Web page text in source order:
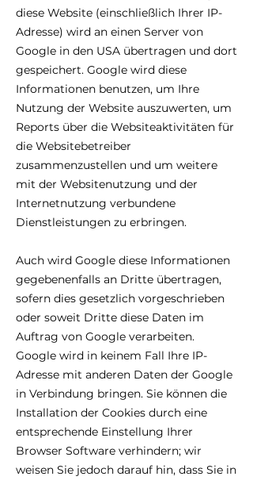
diese Website (einschließlich Ihrer IP-
Adresse) wird an einen Server von
Google in den USA übertragen und dort
gespeichert. Google wird diese
Informationen benutzen, um Ihre
Nutzung der Website auszuwerten, um
Reports über die Websiteaktivitäten für
die Websitebetreiber
zusammenzustellen und um weitere
mit der Websitenutzung und der
Internetnutzung verbundene
Dienstleistungen zu erbringen.
Auch wird Google diese Informationen
gegebenenfalls an Dritte übertragen,
sofern dies gesetzlich vorgeschrieben
oder soweit Dritte diese Daten im
Auftrag von Google verarbeiten.
Google wird in keinem Fall Ihre IP-
Adresse mit anderen Daten der Google
in Verbindung bringen. Sie können die
Installation der Cookies durch eine
entsprechende Einstellung Ihrer
Browser Software verhindern; wir
weisen Sie jedoch darauf hin, dass Sie in